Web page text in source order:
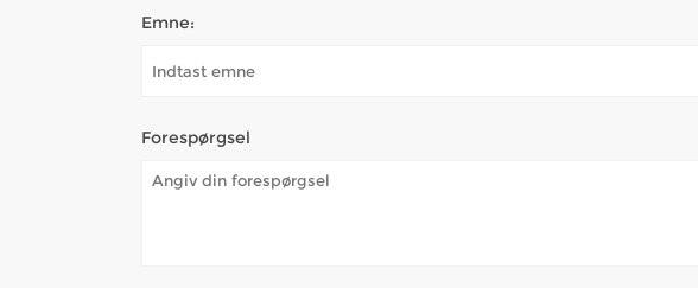
Emne:
Forespørgsel